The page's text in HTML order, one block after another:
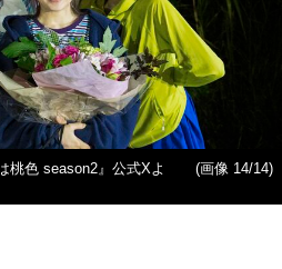
桃色 season2』公式Xよ
(画像 14/14)